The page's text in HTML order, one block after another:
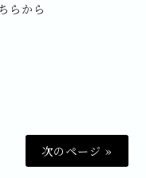
らから
次のページ »